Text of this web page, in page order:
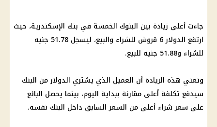
جاءت أعلى زيادة بين البنوك الخمسة في بنك الإسكندرية، حيث
ارتفع الدولار 6 قروش للشراء والبيع، ليسجل 51.78 جنيه
للشراء و51.88 جنيه للبيع.
وتعني هذه الزيادة أن العميل الذي يشتري الدولار من البنك
سيدفع تكلفة أعلى مقارنة ببداية اليوم، بينما يحصل البائع
على سعر شراء أعلى من السعر السابق داخل البنك نفسه.